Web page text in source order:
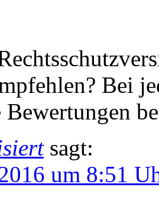
Bei
Bewertungen
sagt:
um 8:51